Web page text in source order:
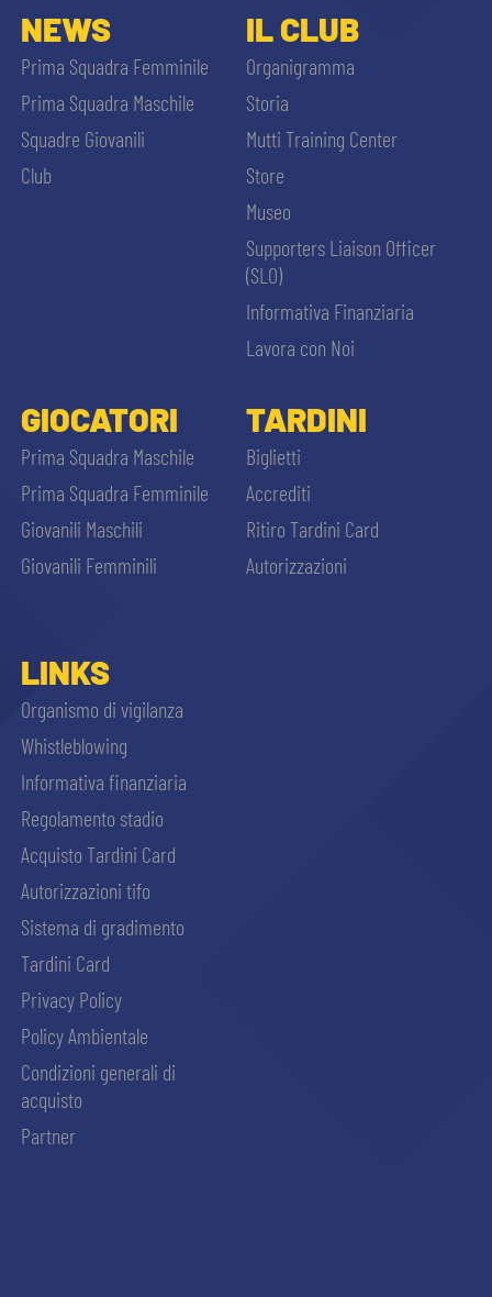
NEWS
Prima Squadra Femminile
Prima Squadra Maschile
Squadre Giovanili
Club
IL CLUB
Organigramma
Storia
Mutti Training Center
Store
Museo
Supporters Liaison Officer
(SLO)
Informativa Finanziaria
Lavora con Noi
GIOCATORI
Prima Squadra Maschile
Prima Squadra Femminile
Giovanili Maschili
Giovanili Femminili
TARDINI
Biglietti
Accrediti
Ritiro Tardini Card
Autorizzazioni
LINKS
Organismo di vigilanza
Whistleblowing
Informativa finanziaria
Regolamento stadio
Acquisto Tardini Card
Autorizzazioni tifo
Sistema di gradimento
Tardini Card
Privacy Policy
Policy Ambientale
Condizioni generali di
acquisto
Partner